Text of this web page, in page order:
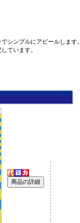
シンプルにアピールします。
ています。